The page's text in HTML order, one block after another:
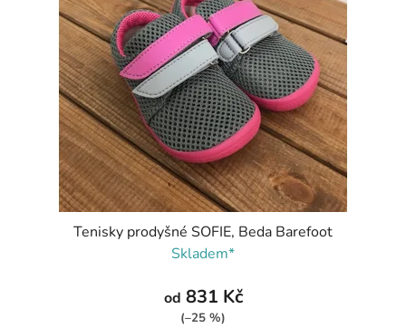
Tenisky prodyšné SOFIE, Beda Barefoot
Skladem*
od 831 Kč
(–25 %)